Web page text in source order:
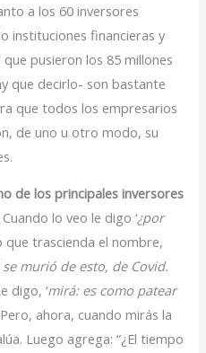
a los 60 inversores
instituciones financieras y
pusieron los 85 millones
que decirlo- son bastante
que todos los empresarios
de uno u otro modo, su
de los principales inversores
lo veo le digo ‘¿por
que trascienda el nombre,
murió de esto, de Covid.
digo, ‘mirá: es como patear
Pero, ahora, cuando mirás la
Luego agrega: “¿El tiempo